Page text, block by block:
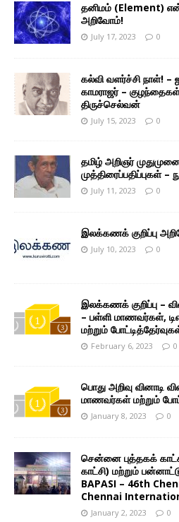
தனிமம் (Element)
அறிவோம்!
July 17, 2023 0
கல்வி வளர்ச்சி நாள்!
காமராஜர் –
திருச்செல்வன்
July 15, 2023 0
தமிழ் அறிஞர்
முத்திரைப்பதிப்புகள்
July 11, 2023 0
இலக்கணக் குறிப்பு
July 10, 2023 0
இலக்கணக் குறிப்பு –
– பள்ளி மாணவர்கள்,
மற்றும்
February 6, 2023 0
பொது அறிவு வினாடி
மாணவர்கள் மற்றும்
January 8, 2023 0
சென்னை புத்தகக்
காட்சி) மற்றும்
BAPASI – 46th
Chennai
January 2, 2023 0